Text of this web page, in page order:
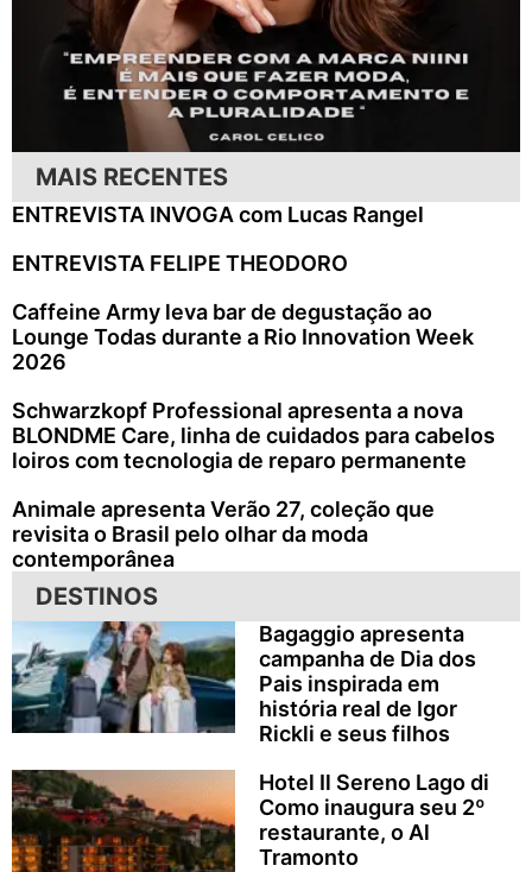
MAIS RECENTES
ENTREVISTA INVOGA com Lucas Rangel
ENTREVISTA FELIPE THEODORO
Caffeine Army leva bar de degustação ao
Lounge Todas durante a Rio Innovation Week
2026
Schwarzkopf Professional apresenta a nova
BLONDME Care, linha de cuidados para cabelos
loiros com tecnologia de reparo permanente
Animale apresenta Verão 27, coleção que
revisita o Brasil pelo olhar da moda
contemporânea
DESTINOS
Bagaggio apresenta
campanha de Dia dos
Pais inspirada em
história real de Igor
Rickli e seus filhos
Hotel Il Sereno Lago di
Como inaugura seu 2º
restaurante, o Al
Tramonto